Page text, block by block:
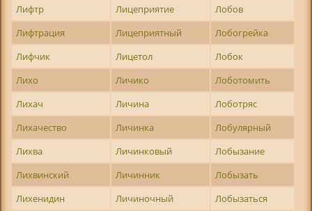
Лифтр
Лицеприятие
Лобов
Лифтрация
Лицеприятный
Лобогрейка
Лифчик
Лицетол
Лобок
Лихо
Личико
Лоботомить
Лихач
Личина
Лоботряс
Лихачество
Личинка
Лобулярный
Лихва
Личинковый
Лобызание
Лихвинский
Личинник
Лобызать
Лихенидин
Личиночный
Лобызаться